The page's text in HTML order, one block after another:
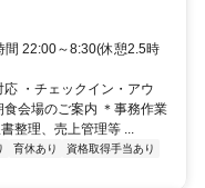
野線 須坂西口徒歩約50分
間 22:00～8:30(休憩2.5時
・チェックイン・アウ
食会場のご案内 ＊事務作業
整理、売上管理等 ...
育休あり
資格取得手当あり